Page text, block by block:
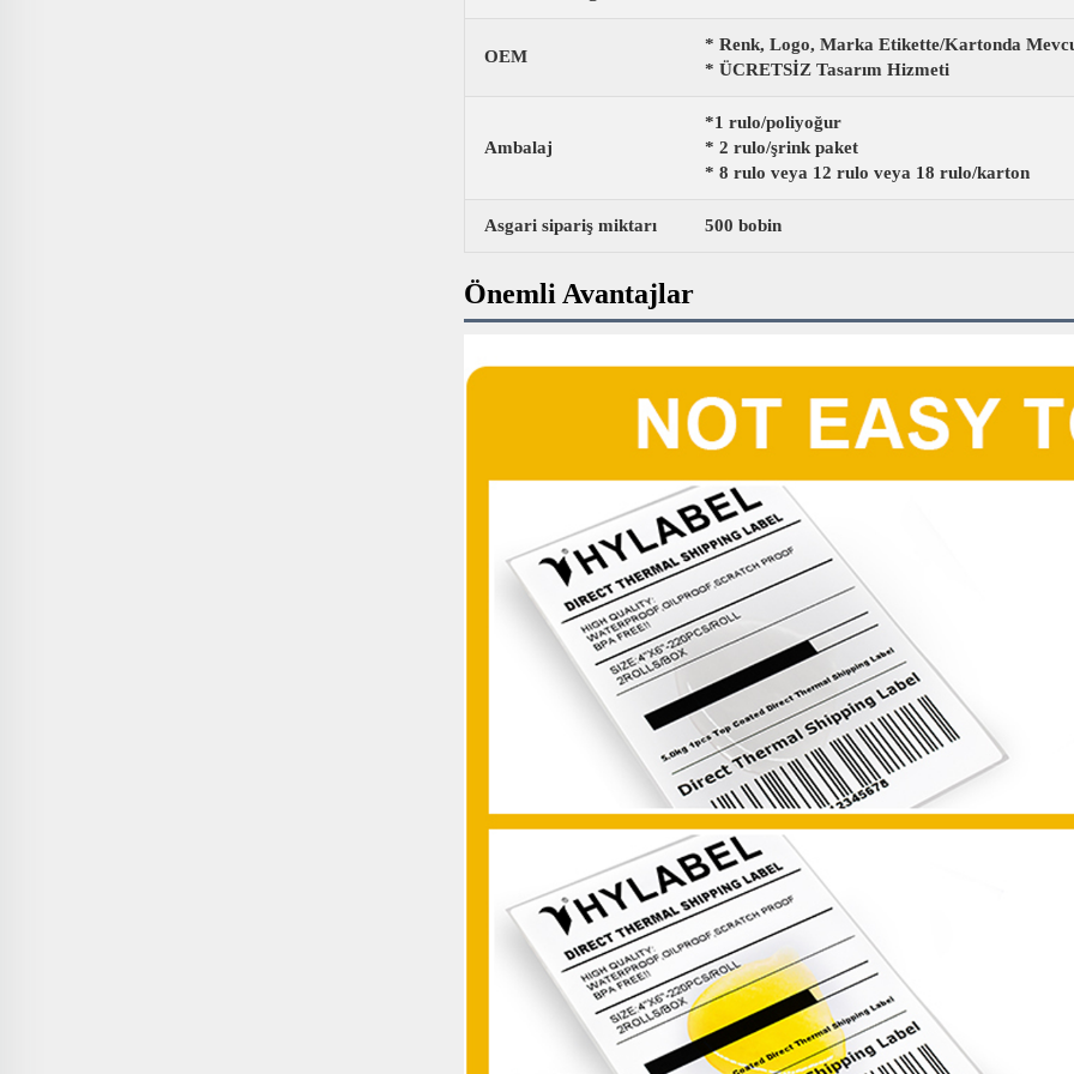
OEM
* Renk, Logo, Marka Etikette/Kartonda
* ÜCRETSİZ Tasarım Hizmeti
Ambalaj
*1 rulo/poliyoğur
* 2 rulo/şrink paket
* 8 rulo veya 12 rulo veya 18 rulo/karton
Asgari sipariş miktarı 500 bobin
Önemli Avantajlar